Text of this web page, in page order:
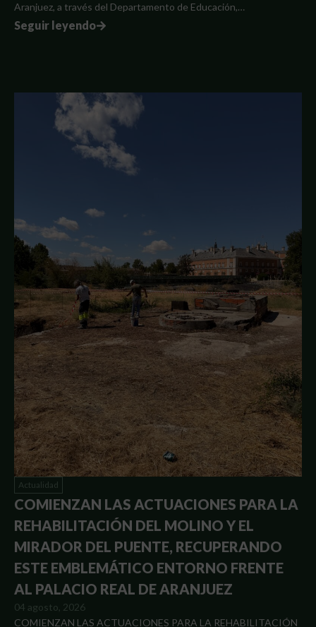
Aranjuez, a través del Departamento de Educación,…
Seguir leyendo
Actualidad
COMIENZAN LAS ACTUACIONES PARA LA
REHABILITACIÓN DEL MOLINO Y EL
MIRADOR DEL PUENTE, RECUPERANDO
ESTE EMBLEMÁTICO ENTORNO FRENTE
AL PALACIO REAL DE ARANJUEZ
04 agosto, 2026
COMIENZAN LAS ACTUACIONES PARA LA REHABILITACIÓN